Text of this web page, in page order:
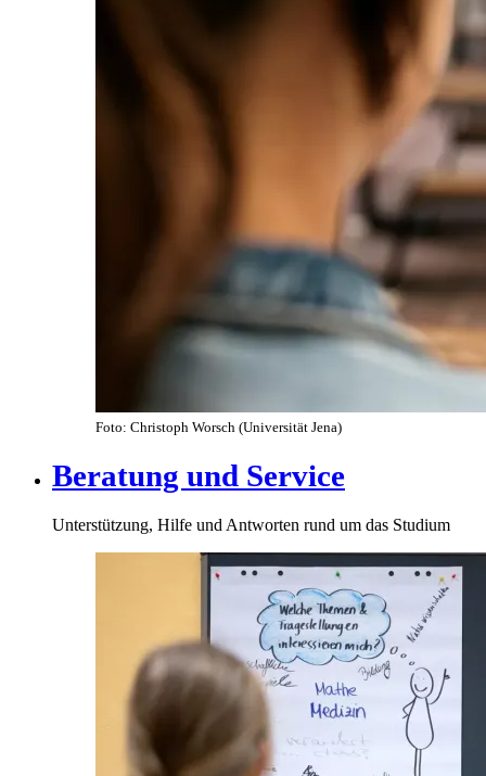
Foto: Christoph Worsch (Universität Jena)
Beratung und Service
Unterstützung, Hilfe und Antworten rund um das Studium